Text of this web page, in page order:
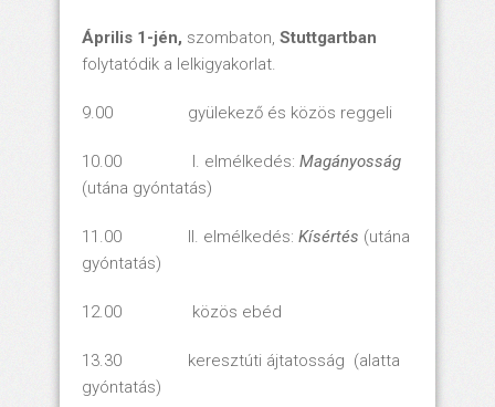
Április 1-jén, szombaton, Stuttgartban
folytatódik a lelkigyakorlat.
9.00 gyülekező és közös reggeli
10.00 I. elmélkedés: Magányosság
(utána gyóntatás)
11.00 II. elmélkedés: Kísértés (utána
gyóntatás)
12.00 közös ebéd
13.30 keresztúti ájtatosság (alatta
gyóntatás)